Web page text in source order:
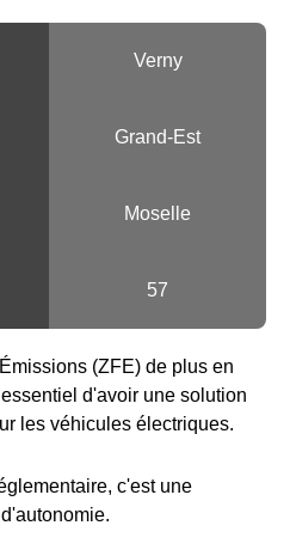
Verny
Grand-Est
Moselle
57
(ZFE) de plus en
d'avoir une solution
les véhicules électriques.
c'est une